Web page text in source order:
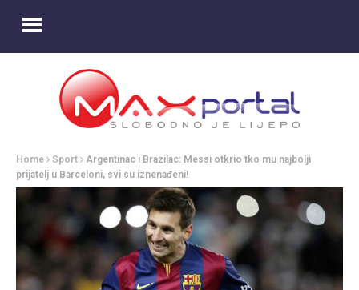
Home Sport
Argentinac i Brazilac: Messi otkrio tko mu najbolji
prijatelj u Barceloni, svi su iznenađeni!